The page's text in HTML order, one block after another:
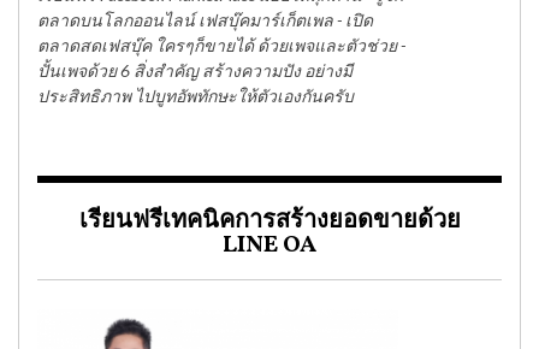
ตลาดบนโลกออนไลน์ เฟสบุ๊คมาร์เก็ตเพล - เปิด
ตลาดสดเฟสบุ๊ค ใครๆก็ขายได้ ด้วยเพจและตัวช่วย -
ปั้นเพจด้วย 6 สิ่งสำคัญ สร้างความปัง อย่างมี
ประสิทธิภาพ ไปบูทอัพทักษะให้ตัวเองกันครับ
เรียนฟรีเทคนิคการสร้างยอดขายด้วย
LINE OA